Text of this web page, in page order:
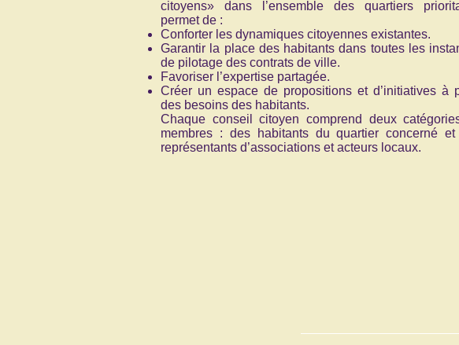
citoyens» dans l’ensemble des quartiers
permet de :
Conforter les dynamiques citoyennes existantes.
Garantir la place des habitants dans toutes les
de pilotage des contrats de ville.
Favoriser l’expertise partagée.
Créer un espace de propositions et d’initiatives à
des besoins des habitants.
Chaque conseil citoyen comprend deux
membres : des habitants du quartier concerné
représentants d’associations et acteurs locaux.